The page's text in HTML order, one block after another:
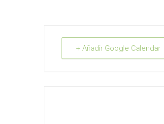
+ Añadir Google Calendar